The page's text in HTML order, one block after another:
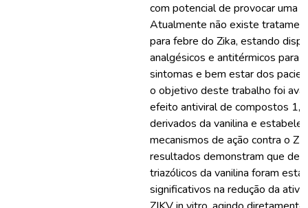
com potencial de provocar uma
Atualmente não existe
para febre do Zika, estando
analgésicos e antitérmicos para
sintomas e bem estar dos
o objetivo deste trabalho foi
efeito antiviral de compostos
derivados da vanilina e
mecanismos de ação contra o
resultados demonstram que
triazólicos da vanilina foram
significativos na redução da